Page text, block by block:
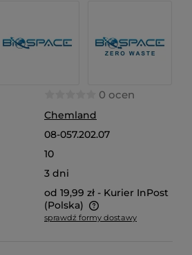
0 ocen
Chemland
08-057.202.07
10
3 dni
od 19,99 zł - Kurier InPost
(Polska)
kosztów płatności
sprawdź formy dostawy